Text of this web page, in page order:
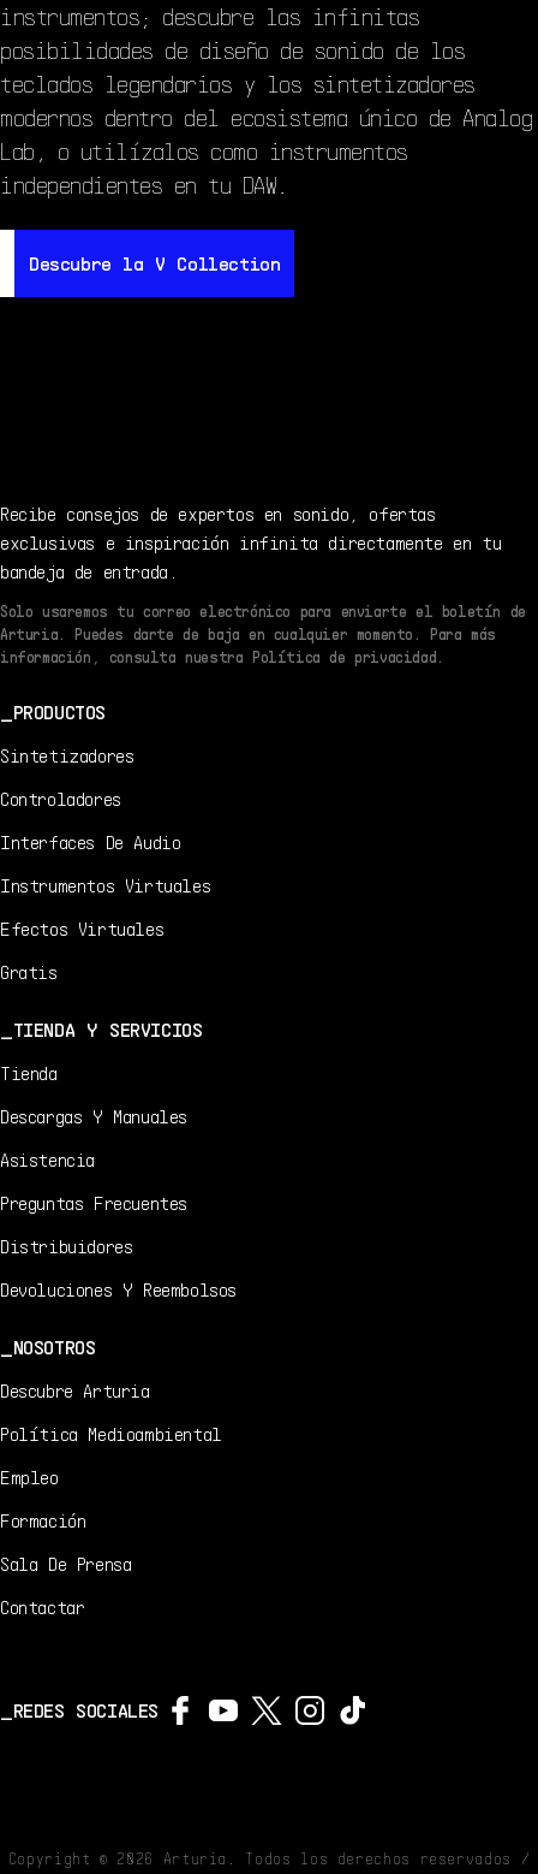
instrumentos; descubre las infinitas
posibilidades de diseño de sonido de los
teclados legendarios y los sintetizadores
modernos dentro del ecosistema único de Analog
Lab, o utilízalos como instrumentos
independientes en tu DAW.
Descubre la V Collection
Descubre la V Collection
Recibe consejos de expertos en sonido, ofertas
exclusivas e inspiración infinita directamente en tu
bandeja de entrada.
Solo usaremos tu correo electrónico para enviarte el boletín de
Arturia. Puedes darte de baja en cualquier momento. Para más
información, consulta nuestra Política de privacidad.
PRODUCTOS
Sintetizadores
Controladores
Interfaces De Audio
Instrumentos Virtuales
Efectos Virtuales
Gratis
TIENDA Y SERVICIOS
Tienda
Descargas Y Manuales
Asistencia
Preguntas Frecuentes
Distribuidores
Devoluciones Y Reembolsos
NOSOTROS
Descubre Arturia
Política Medioambiental
Empleo
Formación
Sala De Prensa
Contactar
REDES SOCIALES
Copyright © 2026
Arturia. Todos los derechos reservados /